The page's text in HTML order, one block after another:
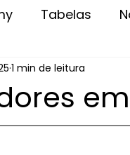
Tabelas
1 min de leitura